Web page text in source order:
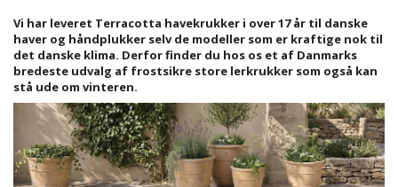
Vi har leveret Terracotta havekrukker i over 17 år til danske
haver og håndplukker selv de modeller som er kraftige nok til
det danske klima. Derfor finder du hos os et af Danmarks
bredeste udvalg af frostsikre store lerkrukker som også kan
stå ude om vinteren.